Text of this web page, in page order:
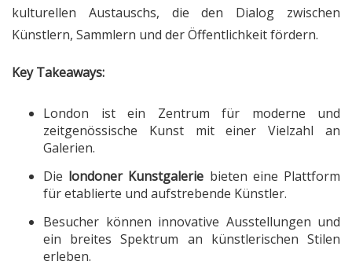
kulturellen Austauschs, die den Dialog zwischen
Künstlern, Sammlern und der Öffentlichkeit fördern.
Key Takeaways:
London ist ein Zentrum für moderne und
zeitgenössische Kunst mit einer Vielzahl an
Galerien.
Die londoner Kunstgalerie bieten eine Plattform
für etablierte und aufstrebende Künstler.
Besucher können innovative Ausstellungen und
ein breites Spektrum an künstlerischen Stilen
erleben.